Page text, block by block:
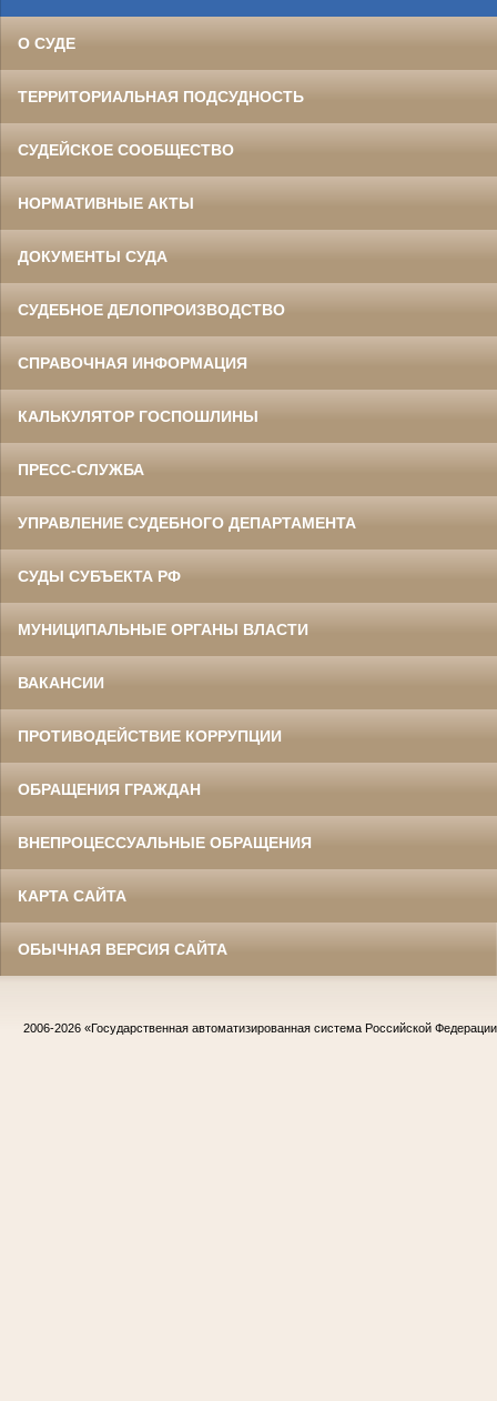
О СУДЕ
ТЕРРИТОРИАЛЬНАЯ ПОДСУДНОСТЬ
СУДЕЙСКОЕ СООБЩЕСТВО
НОРМАТИВНЫЕ АКТЫ
ДОКУМЕНТЫ СУДА
СУДЕБНОЕ ДЕЛОПРОИЗВОДСТВО
СПРАВОЧНАЯ ИНФОРМАЦИЯ
КАЛЬКУЛЯТОР ГОСПОШЛИНЫ
ПРЕСС-СЛУЖБА
УПРАВЛЕНИЕ СУДЕБНОГО ДЕПАРТАМЕНТА
СУДЫ СУБЪЕКТА РФ
МУНИЦИПАЛЬНЫЕ ОРГАНЫ ВЛАСТИ
ВАКАНСИИ
ПРОТИВОДЕЙСТВИЕ КОРРУПЦИИ
ОБРАЩЕНИЯ ГРАЖДАН
ВНЕПРОЦЕССУАЛЬНЫЕ ОБРАЩЕНИЯ
КАРТА САЙТА
ОБЫЧНАЯ ВЕРСИЯ САЙТА
2006-2026 «Государственная автоматизированная система Российской